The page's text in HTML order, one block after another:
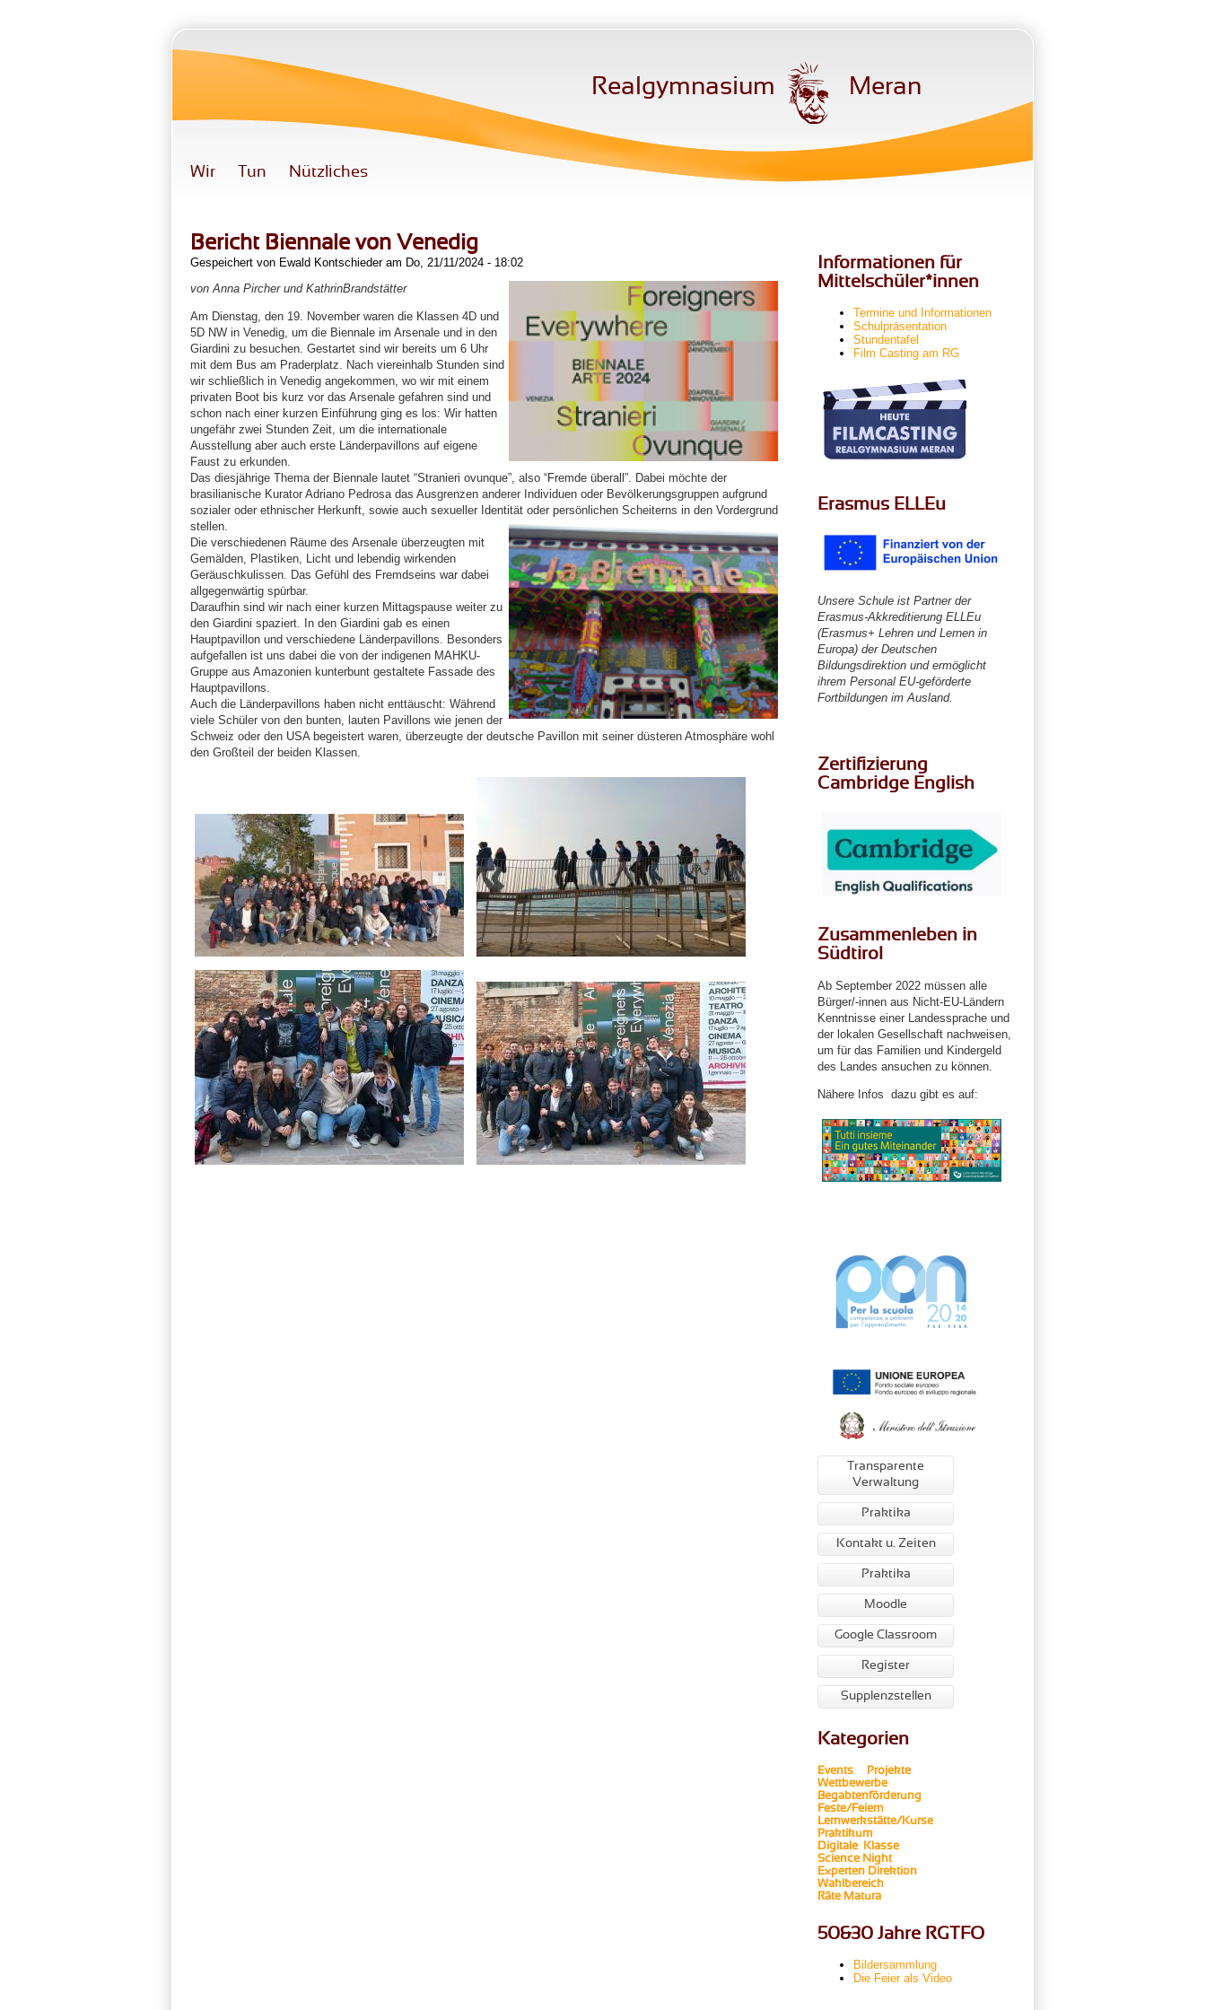
Realgymnasium Meran
Wir Tun Nützliches
Bericht Biennale von Venedig
Gespeichert von Ewald Kontschiederam Do, 21/11/2024 - 18:02
von Anna Pircher und KathrinBrandstätter
Am Dienstag, den 19. November waren die Klassen 4D und
5D NW in Venedig, um die Biennale im Arsenale und in den
Giardini zu besuchen. Gestartet sind wir bereits um 6 Uhr
mit dem Bus am Praderplatz. Nach viereinhalb Stunden sind
wir schließlich in Venedig angekommen, wo wir mit einem
privaten Boot bis kurz vor das Arsenale gefahren sind und
schon nach einer kurzen Einführung ging es los: Wir hatten
ungefähr zwei Stunden Zeit, um die internationale
Ausstellung aber auch erste Länderpavillons auf eigene
Faust zu erkunden.
Das diesjährige Thema der Biennale lautet “Stranieri ovunque”, also “Fremde überall”. Dabei möchte der
brasilianische Kurator Adriano Pedrosa das Ausgrenzen anderer Individuen oder Bevölkerungsgruppen aufgrund
sozialer oder ethnischer Herkunft, sowie auch sexueller Identität oder persönlichen Scheiterns in den Vordergrund
stellen.
Die verschiedenen Räume des Arsenale überzeugten mit
Gemälden, Plastiken, Licht und lebendig wirkenden
Geräuschkulissen. Das Gefühl des Fremdseins war dabei
allgegenwärtig spürbar.
Daraufhin sind wir nach einer kurzen Mittagspause weiter zu
den Giardini spaziert. In den Giardini gab es einen
Hauptpavillon und verschiedene Länderpavillons. Besonders
aufgefallen ist uns dabei die von der indigenen MAHKU-
Gruppe aus Amazonien kunterbunt gestaltete Fassade des
Hauptpavillons.
Auch die Länderpavillons haben nicht enttäuscht: Während
viele Schüler von den bunten, lauten Pavillons wie jenen der
Schweiz oder den USA begeistert waren, überzeugte der deutsche Pavillon mit seiner düsteren Atmosphäre wohl
den Großteil der beiden Klassen.
Informationen für
Mittelschüler*innen
Termine und Informationen
Schulpräsentation
Stundentafel
Film Casting am RG
Erasmus ELLEu
Unsere Schule ist Partner der
Erasmus-Akkreditierung ELLEu
(Erasmus+ Lehren und Lernen in
Europa) der Deutschen
Bildungsdirektion und ermöglicht
ihrem Personal EU-geförderte
Fortbildungen im Ausland.
Zertifizierung
Cambridge English
Zusammenleben in
Südtirol
Ab September 2022 müssen alle
Bürger/-innen aus Nicht-EU-Ländern
Kenntnisse einer Landessprache und
der lokalen Gesellschaft nachweisen,
um für das Familien und Kindergeld
des Landes ansuchen zu können.
Nähere Infos dazu gibt es auf:
Transparente
Verwaltung
Praktika
Kontakt u. Zeiten
Praktika
Moodle
Google Classroom
Register
Supplenzstellen
Kategorien
Events
Projekte
Wettbewerbe
Begabtenförderung
Feste/Feiern
Lernwerkstätte/Kurse
Praktikum
Digitale Klasse
Science Night
Experten Direktion
Wahlbereich
Räte Matura
50&30 Jahre RGTFO
Bildersammlung
Die Feier als Video